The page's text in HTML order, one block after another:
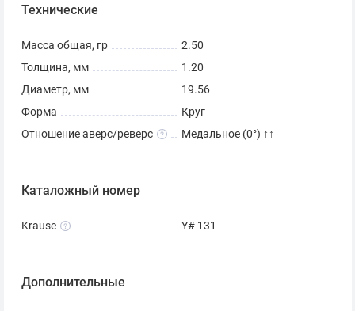
Технические
Масса общая, гр
2.50
Толщина, мм
1.20
Диаметр, мм
19.56
Форма
Круг
Отношение аверс/реверс
Медальное (0°) ↑↑
Каталожный номер
Krause Y# 131
Дополнительные